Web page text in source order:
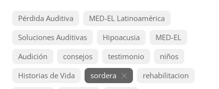
Pérdida Auditiva
MED-EL Latinoamérica
Soluciones Auditivas
Hipoacusia
MED-EL
Audición
consejos testimonio
niños
Historias de Vida
sordera
rehabilitacion